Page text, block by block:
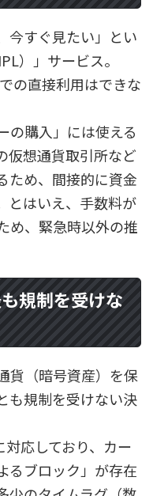
今すぐ見たい」とい
）」サービス。
の直接利用はできな
の購入」には使える
仮想通貨取引所など
ため、間接的に資金
とはいえ、手数料が
め、緊急時以外の推
規制を受けな
貨（暗号資産）を保
も規制を受けない決
応しており、カー
るブロック」が存在